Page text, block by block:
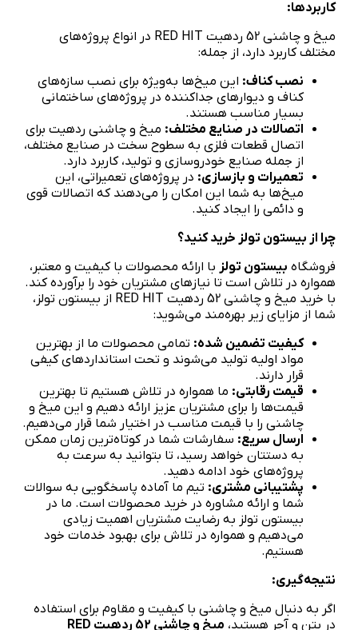
کاربردها:
میخ و چاشنی 52 ردهیت RED HIT در انواع پروژه‌های
مختلف کاربرد دارد، از جمله:
نصب کناف: این میخ‌ها به‌ویژه برای نصب سازه‌های
کناف و دیوارهای جداکننده در پروژه‌های ساختمانی
بسیار مناسب هستند.
اتصالات در صنایع مختلف: میخ و چاشنی ردهیت برای
اتصال قطعات فلزی به سطوح سخت در صنایع مختلف،
از جمله صنایع خودروسازی و تولید، کاربرد دارد.
تعمیرات و بازسازی: در پروژه‌های تعمیراتی، این
میخ‌ها به شما این امکان را می‌دهند که اتصالات قوی
و دائمی را ایجاد کنید.
چرا از بیستون تولز خرید کنید؟
فروشگاه بیستون تولز با ارائه محصولات با کیفیت و معتبر،
همواره در تلاش است تا نیازهای مشتریان خود را برآورده کند.
با خرید میخ و چاشنی 52 ردهیت RED HIT از بیستون تولز،
شما از مزایای زیر بهره‌مند می‌شوید:
کیفیت تضمین شده: تمامی محصولات ما از بهترین
مواد اولیه تولید می‌شوند و تحت استانداردهای کیفی
قرار دارند.
قیمت رقابتی: ما همواره در تلاش هستیم تا بهترین
قیمت‌ها را برای مشتریان عزیز ارائه دهیم و این میخ و
چاشنی را با قیمت مناسب در اختیار شما قرار می‌دهیم.
ارسال سریع: سفارشات شما در کوتاه‌ترین زمان ممکن
به دستتان خواهد رسید، تا بتوانید به سرعت به
پروژه‌های خود ادامه دهید.
پشتیبانی مشتری: تیم ما آماده پاسخگویی به سوالات
شما و ارائه مشاوره در خرید محصولات است. ما در
بیستون تولز به رضایت مشتریان اهمیت زیادی
می‌دهیم و همواره در تلاش برای بهبود خدمات خود
هستیم.
نتیجه‌گیری:
اگر به دنبال میخ و چاشنی با کیفیت و مقاوم برای استفاده
در بتن و آجر هستید،
میخ و چاشنی 52 ردهیت RED